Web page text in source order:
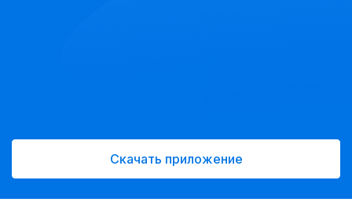
Скачать приложение